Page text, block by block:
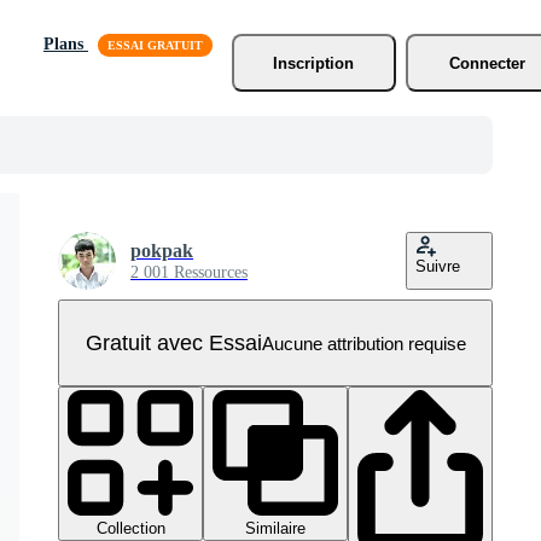
Plans
Inscription
Connecter
pokpak
2 001 Ressources Suivre
Gratuit avec EssaiAucune attribution requise
Collection
Similaire